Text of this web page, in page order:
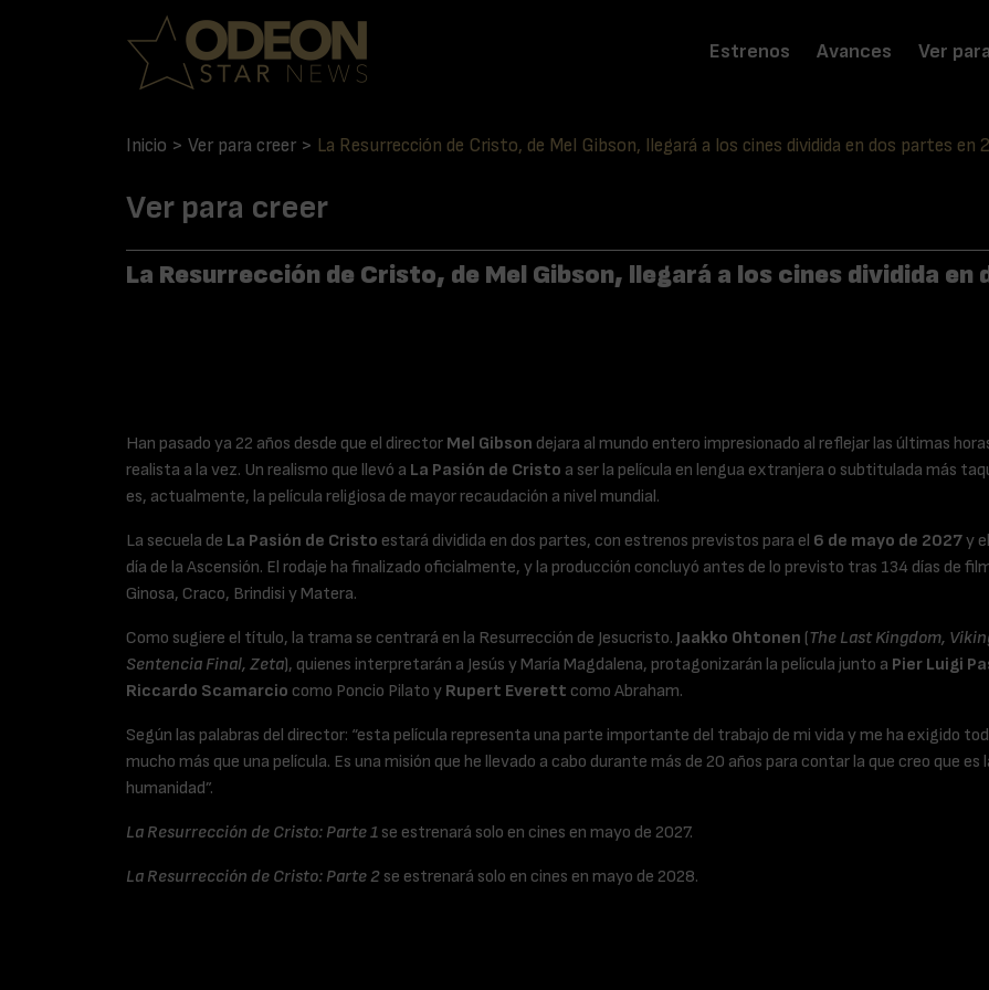
Estrenos Avances Ver
Inicio > Ver para creer > La Resurrección de Cristo, de Mel Gibson, llegará a los cines dividida en dos partes en
Ver para creer
La Resurrección de Cristo, de Mel Gibson, llegará a los cines dividida
Han pasado ya 22 años desde que el director Mel Gibson dejara al mundo entero impresionado al reflejar las últimas
realista a la vez. Un realismo que llevó a La Pasión de Cristo a ser la película en lengua extranjera o subtitulada más
es, actualmente, la película religiosa de mayor recaudación a nivel mundial.
La secuela de La Pasión de Cristo estará dividida en dos partes, con estrenos previstos para el 6 de mayo de 2027y el
día de la Ascensión. El rodaje ha finalizado oficialmente, y la producción concluyó antes de lo previsto tras 134 días de
Ginosa, Craco, Brindisi y Matera.
Como sugiere el título, la trama se centrará en la Resurrección de Jesucristo. Jaakko Ohtonen (The Last Kingdom,
Sentencia Final, Zeta), quienes interpretarán a Jesús y María Magdalena, protagonizarán la película junto a Pier Luigi
Riccardo Scamarcio como Poncio Pilato y Rupert Everett como Abraham.
Según las palabras del director: “esta película representa una parte importante del trabajo de mi vida y me ha exigido
mucho más que una película. Es una misión que he llevado a cabo durante más de 20 años para contar la que creo que
humanidad”.
La Resurrección de Cristo: Parte 1 se estrenará solo en cines en mayo de 2027.
La Resurrección de Cristo: Parte 2 se estrenará solo en cines en mayo de 2028.